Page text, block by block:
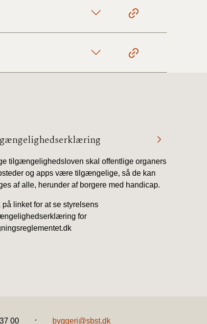
tilgængelighedsloven skal offentlige organers
og apps være tilgængelige, så de kan
af alle, herunder af borgere med handicap.
på linket for at se styrelsens
for
00 . byggeri@sbst.dk